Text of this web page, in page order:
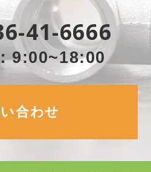
41-6666
9:00~18:00
合わせ